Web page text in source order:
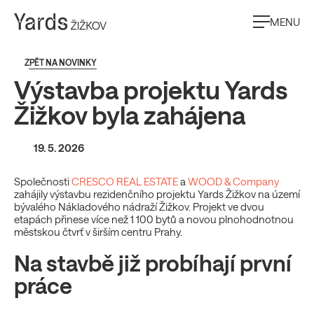
MENU
ZPĚT NA NOVINKY
Výstavba projektu Yards
Žižkov byla zahájena
19. 5. 2026
SpolečnostiCRESCO REAL ESTATEa WOOD & Company
zahájily výstavbu rezidenčního projektu Yards Žižkov na území
bývalého Nákladového nádraží Žižkov. Projekt ve dvou
etapách přinese více než 1 100 bytů a novou plnohodnotnou
městskou čtvrť v širším centru Prahy.
Na stavbě již probíhají první
práce